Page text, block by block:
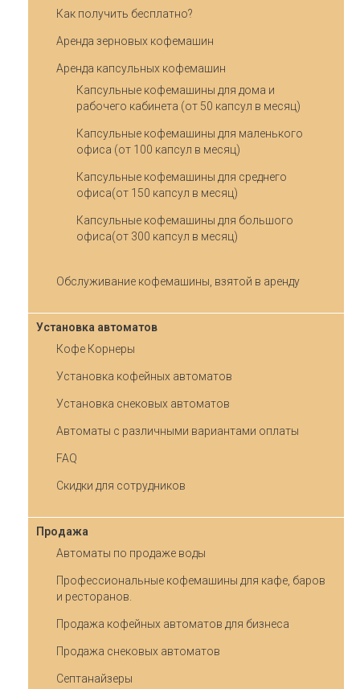
Как получить бесплатно?
Аренда зерновых кофемашин
Аренда капсульных кофемашин
Капсульные кофемашины для дома и
рабочего кабинета (от 50 капсул в месяц)
Капсульные кофемашины для маленького
офиса (от 100 капсул в месяц)
Капсульные кофемашины для среднего
офиса(от 150 капсул в месяц)
Капсульные кофемашины для большого
офиса(от 300 капсул в месяц)
Обслуживание кофемашины, взятой в аренду
Установка автоматов
Кофе Корнеры
Установка кофейных автоматов
Установка снековых автоматов
Автоматы с различными вариантами оплаты
FAQ
Скидки для сотрудников
Продажа
Автоматы по продаже воды
Профессиональные кофемашины для кафе, баров
и ресторанов.
Продажа кофейных автоматов для бизнеса
Продажа снековых автоматов
Септанайзеры